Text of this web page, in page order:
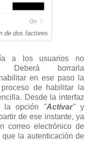
de dos factores
a los usuarios no
Deberá borrarla
en ese paso la
de habilitar la
Desde la interfaz
la opción "Activar" y
de ese instante, ya
correo electrónico de
que la autenticación de